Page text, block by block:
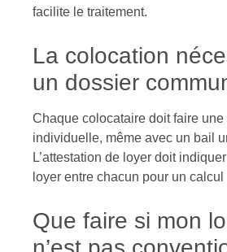
facilite le traitement.
La colocation
un dossier
Chaque colocataire doit faire
individuelle, même avec un bail
L’attestation de loyer doit
loyer entre chacun pour un calcul
Que faire si mon